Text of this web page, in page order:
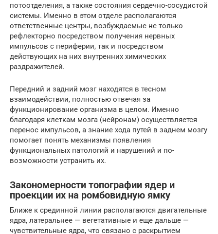
потоотделения, а также состояния сердечно-сосудистой
системы. Именно в этом отделе располагаются
ответственные центры, возбуждаемые не только
рефлекторно посредством получения нервных
импульсов с периферии, так и посредством
действующих на них внутренних химических
раздражителей.
Передний и задний мозг находятся в тесном
взаимодействии, полностью отвечая за
функционирование организма в целом. Именно
благодаря клеткам мозга (нейронам) осуществляется
перенос импульсов, а знание хода путей в заднем мозгу
помогает понять механизмы появления
функциональных патологий и нарушений и по-
возможности устранить их.
Закономерности топографии ядер и
проекции их на ромбовидную ямку
Ближе к срединной линии располагаются двигательные
ядра, латеральнее — вегетативные и еще дальше —
чувствительные ядра, что связано с раскрытием